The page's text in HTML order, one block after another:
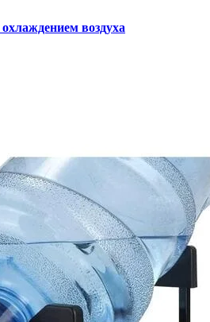
воздуха